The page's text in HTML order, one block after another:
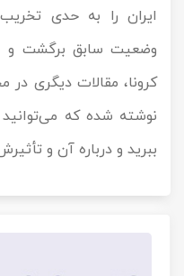
ایران را به حدی
وضعیت سابق برگشت و
کرونا، مقالات دیگری
نوشته شده که می‌توانید
ببرید و درباره آن و